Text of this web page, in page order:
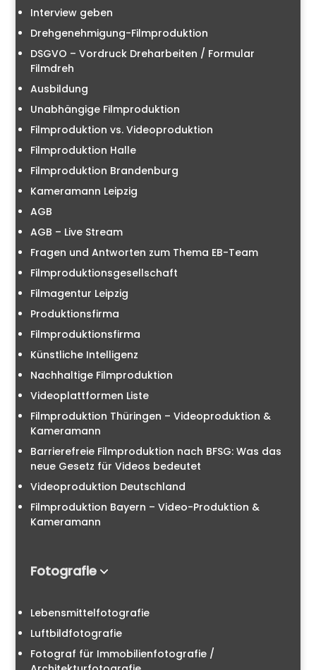
Interview geben
Drehgenehmigung-Filmproduktion
DSGVO – Vordruck Dreharbeiten / Formular
Filmdreh
Ausbildung
Unabhängige Filmproduktion
Filmproduktion vs. Videoproduktion
Filmproduktion Halle
Filmproduktion Brandenburg
Kameramann Leipzig
AGB
AGB – Live Stream
Fragen und Antworten zum Thema EB-Team
Filmproduktionsgesellschaft
Filmagentur Leipzig
Produktionsfirma
Filmproduktionsfirma
Künstliche Intelligenz
Nachhaltige Filmproduktion
Videoplattformen Liste
Filmproduktion Thüringen – Videoproduktion &
Kameramann
Barrierefreie Filmproduktion nach BFSG: Was das
neue Gesetz für Videos bedeutet
Videoproduktion Deutschland
Filmproduktion Bayern – Video-Produktion &
Kameramann
Fotografie
Lebensmittelfotografie
Luftbildfotografie
Fotograf für Immobilienfotografie /